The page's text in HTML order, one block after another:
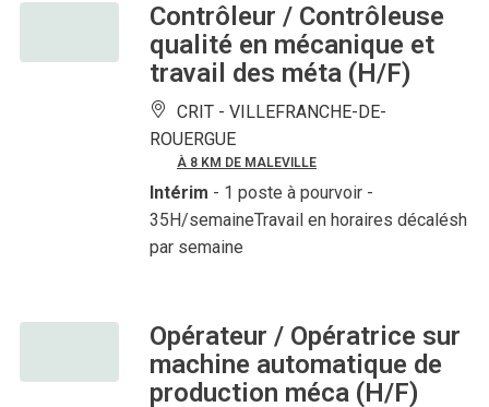
Contrôleur / Contrôleuse
qualité en mécanique et
travail des méta (H/F)
CRIT - VILLEFRANCHE-DE-
ROUERGUE
À 8 KM DE MALEVILLE
Intérim - 1 poste à pourvoir -
35H/semaineTravail en horaires décalésh
par semaine
Opérateur / Opératrice sur
machine automatique de
production méca (H/F)